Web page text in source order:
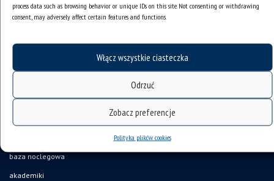
process data such as browsing behavior or unique IDs on this site. Not consenting or withdrawing
consent, may adversely affect certain features and functions.
Włącz wszystkie ciasteczka
Odrzuć
Zobacz preferencje
Polityka plików cookies
deklaracja dostępności
organizacja roku akademickiego
ogłoszenia
baza noclegowa
akademiki